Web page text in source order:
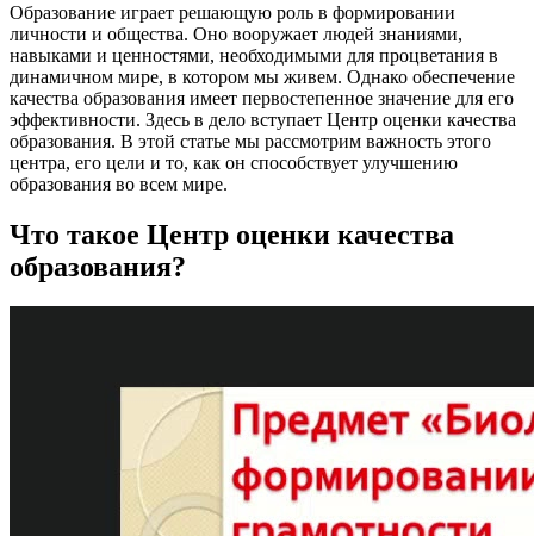
Образование играет решающую роль в формировании
личности и общества. Оно вооружает людей знаниями,
навыками и ценностями, необходимыми для процветания в
динамичном мире, в котором мы живем. Однако обеспечение
качества образования имеет первостепенное значение для его
эффективности. Здесь в дело вступает Центр оценки качества
образования. В этой статье мы рассмотрим важность этого
центра, его цели и то, как он способствует улучшению
образования во всем мире.
Что такое Центр оценки качества
образования?